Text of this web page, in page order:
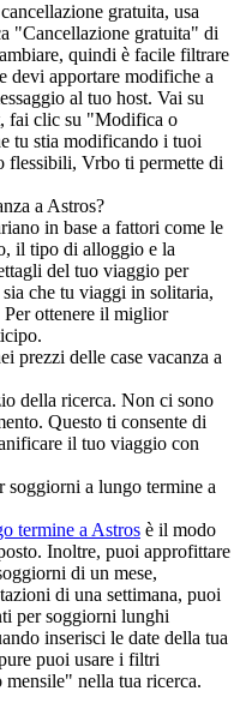
gratuita, usa
"Cancellazione gratuita" di
quindi è facile filtrare
devi apportare modifiche a
al tuo host. Vai su
fai clic su "Modifica o
tu stia modificando i tuoi
flessibili, Vrbo ti permette di
a Astros?
in base a fattori come le
il tipo di alloggio e la
del tuo viaggio per
che tu viaggi in solitaria,
ottenere il miglior
prezzi delle case vacanza a
della ricerca. Non ci sono
Questo ti consente di
il tuo viaggio con
soggiorni a lungo termine a
termine a Astros è il modo
Inoltre, puoi approfittare
di un mese,
di una settimana, puoi
per soggiorni lunghi
inserisci le date della tua
puoi usare i filtri
nella tua ricerca.